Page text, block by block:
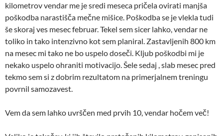
kilometrov vendar me je sredi meseca pričela ovirati manjša
poškodba narastišča mečne mišice. Poškodba se je vlekla tudi
še skoraj ves mesec februar. Tekel sem sicer lahko, vendar ne
toliko in tako intenzivno kot sem planiral. Zastavljenih 800 km
na mesec mi tako ne bo uspelo doseči. Kljub poškodbi mi je
nekako uspelo ohraniti motivacijo. Šele sedaj , slab mesec pred
tekmo sem si z dobrim rezultatom na primerjalnem treningu
povrnil samozavest.
Vem da sem lahko uvrščen med prvih 10, vendar hočem več!